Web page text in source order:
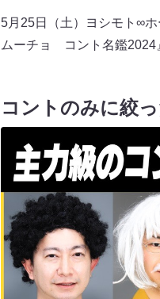
5月25日（土）ヨシモト∞
ムーチョ コント名鑑2024
コントのみに絞